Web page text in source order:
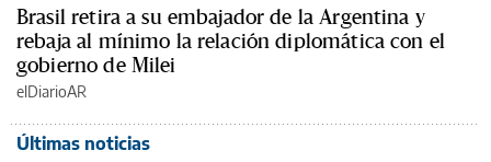
Brasil retira a su embajador de la Argentina y
rebaja al mínimo la relación diplomática con el
gobierno de Milei
elDiarioAR
Últimas noticias